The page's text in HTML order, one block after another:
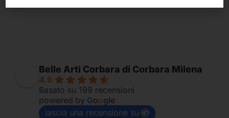
Belle Arti Corbara di Corbara Milena
4.6
Basato su 199 recensioni
powered by Google
lascia una recensione su